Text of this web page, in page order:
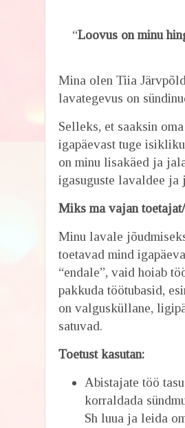
“Loovus on minu
Mina olen Tiia
lavategevus on
Selleks, et saaksin
igapäevast tuge
on minu lisakäed ja
igasuguste lavaldee ja
Miks ma vajan
Minu lavale
toetavad mind
“endale”, vaid hoiab
pakkuda töötubasid,
on valgusküllane,
satuvad.
Toetust kasutan:
Abistajate töö
korraldada
Sh luua ja leida